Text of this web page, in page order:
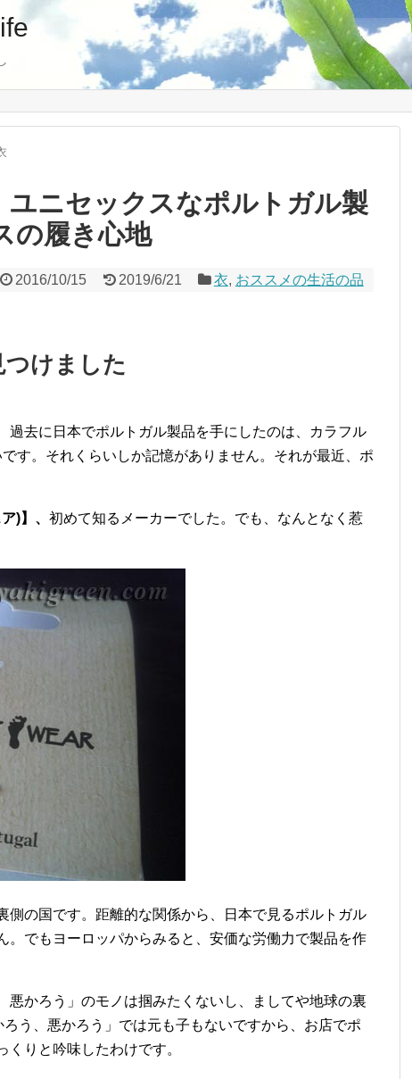
ユニセックスなポルトガル製
の履き心地
2016/10/15 2019/6/21 衣, おススメの生活の品
けました
過去に日本でポルトガル製品を手にしたのは、カラフル
す。それくらいしか記憶がありません。それが最近、ポ
)】、 初めて知るメーカーでした。でも、なんとなく惹
側の国です。距離的な関係から、日本で見るポルトガル
。でもヨーロッパからみると、安価な労働力で製品を作
悪かろう」のモノは掴みたくないし、ましてや地球の裏
う、悪かろう」では元も子もないですから、お店でポ
りと吟味したわけです。